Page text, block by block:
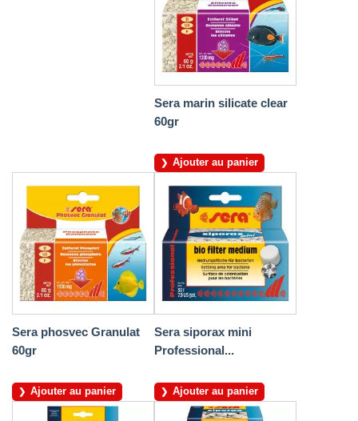
Sera marin silicate clear
60gr
Ajouter au panier
Sera phosvec Granulat
60gr
Ajouter au panier
Sera siporax mini
Professional...
Ajouter au panier